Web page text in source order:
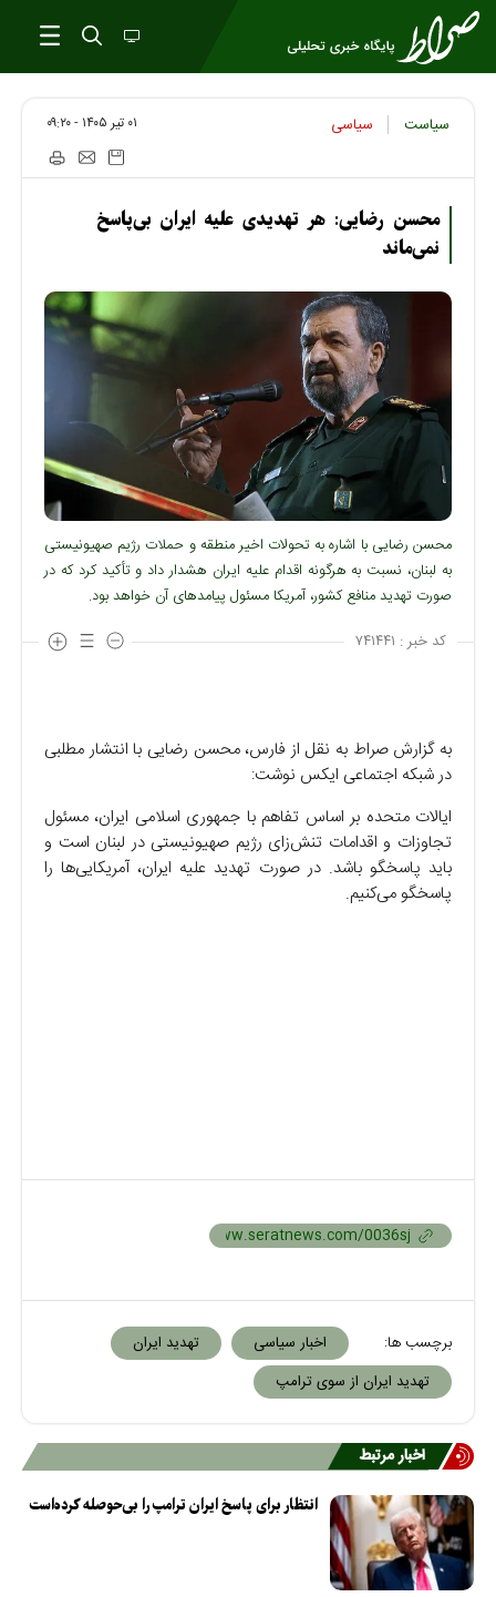
سیاست سیاسی ۰۱ تير ۱۴۰۵ - ۰۹:۲۰
محسن رضایی: هر تهدیدی علیه ایران بی‌پاسخ
نمی‌ماند
محسن رضایی با اشاره به تحولات اخیر منطقه و حملات رژیم صهیونیستی
به لبنان، نسبت به هرگونه اقدام علیه ایران هشدار داد و تأکید کرد که در
صورت تهدید منافع کشور، آمریکا مسئول پیامدهای آن خواهد بود.
کد خبر : ۷۴۱۴۴۱
به گزارش صراط به نقل از فارس، محسن رضایی با انتشار مطلبی
در شبکه اجتماعی ایکس نوشت:
ایالات متحده بر اساس تفاهم با جمهوری اسلامی ایران، مسئول
تجاوزات و اقدامات تنش‌زای رژیم صهیونیستی در لبنان است و
باید پاسخگو باشد. در صورت تهدید علیه ایران، آمریکایی‌ها را
پاسخگو می‌کنیم.
برچسب ها: اخبار سیاسی
تهدید ایران
تهدید ایران از سوی ترامپ
اخبار مرتبط
انتظار برای پاسخ ایران ترامپ را بی‌حوصله کرده‌است